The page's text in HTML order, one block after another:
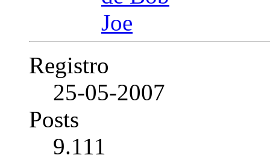
Registro
25-05-2007
Posts
9.111